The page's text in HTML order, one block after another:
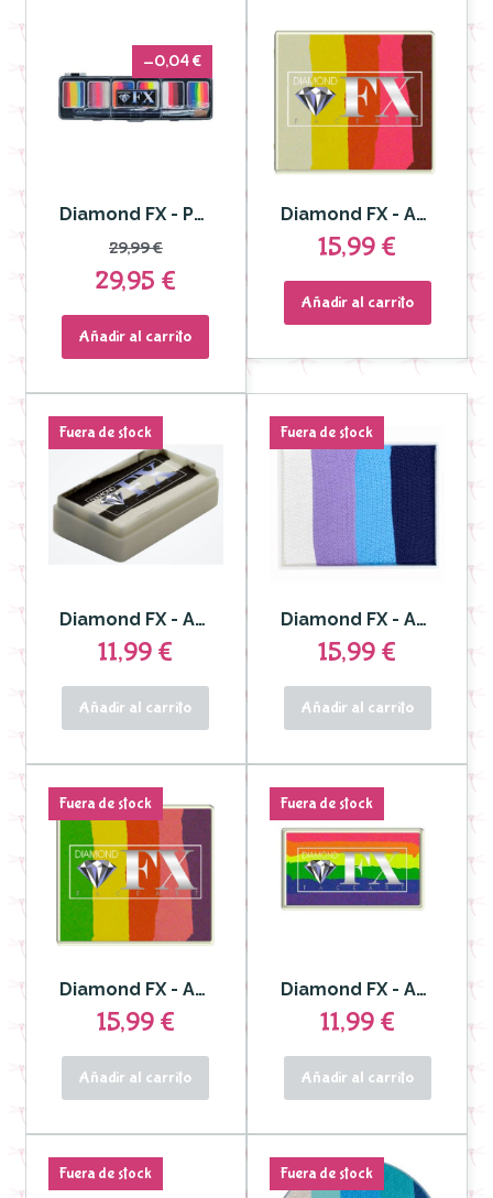
-0,04 €
Diamond FX - Paleta 6 colores Split Cakes 6 g Glow
29,99 €
29,95 €
Añadir al carrito
Diamond FX - Aquacolor Split Cake para Rostro y Cuerpo 50gr DFXRS50-87
15,99 €
Añadir al carrito
Fuera de stock
Diamond FX - Aquacolor Split Cake Black Out para Rostro y Cuerpo
11,99 €
Añadir al carrito
Fuera de stock
Diamond FX - Aquacolor Split Cake para Rostro y Cuerpo Monsoon DFXRS50-01
15,99 €
Añadir al carrito
Fuera de stock
Diamond FX - Aquacolor Split Cake para Rostro y Cuerpo 50gr DFXRS50-90
15,99 €
Añadir al carrito
Fuera de stock
Diamond FX - Aguacolor Split Cake para Rostro y Cuerpo Neon Nights
11,99 €
Añadir al carrito
Fuera de stock Fuera de stock